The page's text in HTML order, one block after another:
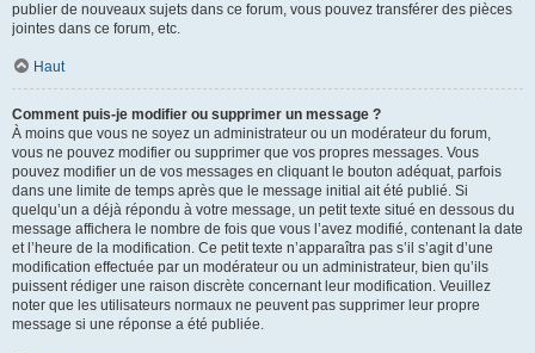
publier de nouveaux sujets dans ce forum, vous pouvez transférer des pièces
jointes dans ce forum, etc.
Haut
Comment puis-je modifier ou supprimer un message ?
À moins que vous ne soyez un administrateur ou un modérateur du forum,
vous ne pouvez modifier ou supprimer que vos propres messages. Vous
pouvez modifier un de vos messages en cliquant le bouton adéquat, parfois
dans une limite de temps après que le message initial ait été publié. Si
quelqu’un a déjà répondu à votre message, un petit texte situé en dessous du
message affichera le nombre de fois que vous l’avez modifié, contenant la date
et l’heure de la modification. Ce petit texte n’apparaîtra pas s’il s’agit d’une
modification effectuée par un modérateur ou un administrateur, bien qu’ils
puissent rédiger une raison discrète concernant leur modification. Veuillez
noter que les utilisateurs normaux ne peuvent pas supprimer leur propre
message si une réponse a été publiée.